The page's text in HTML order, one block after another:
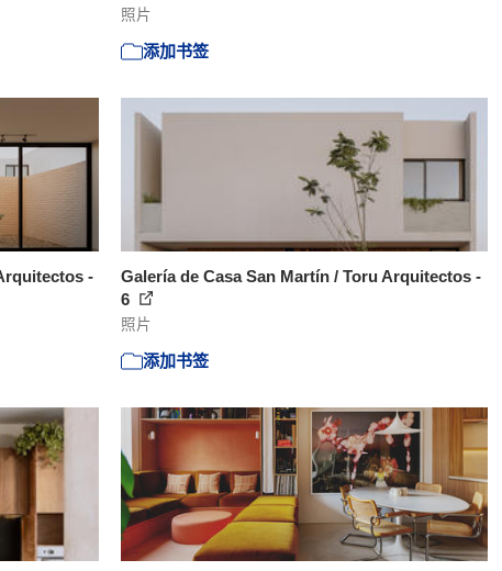
照片
添加书签
-
Galería de Casa San Martín / Toru Arquitectos -
6
照片
添加书签